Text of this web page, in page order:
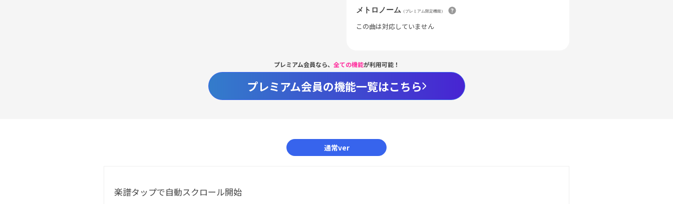
メトロノーム （プレミアム限定機能）
この曲は対応していません
プレミアム会員なら、 全ての機能が利用可能！
プレミアム会員の機能一覧はこちら
通常ver
楽譜タップで自動スクロール開始